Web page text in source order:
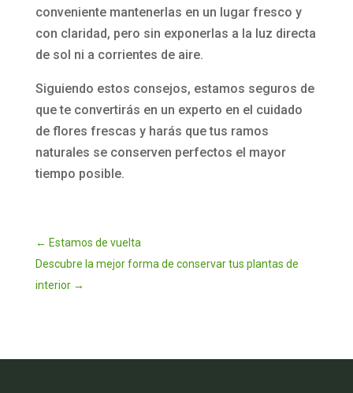
conveniente mantenerlas en un lugar fresco y
con claridad, pero sin exponerlas a la luz directa
de sol ni a corrientes de aire.
Siguiendo estos consejos, estamos seguros de
que te convertirás en un experto en el cuidado
de flores frescas y harás que tus ramos
naturales se conserven perfectos el mayor
tiempo posible.
← Estamos de vuelta
Descubre la mejor forma de conservar tus plantas de
interior→